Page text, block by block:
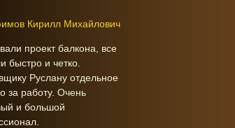
Кирилл Михайлович
проект балкона, все
быстро и четко.
Руслану отдельное
за работу. Очень
и большой